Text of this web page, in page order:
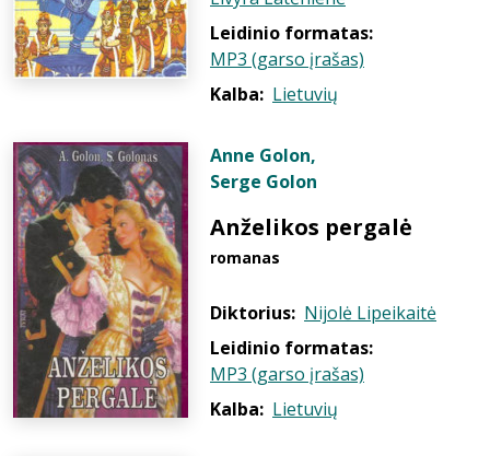
Leidinio formatas:
MP3 (garso įrašas)
Kalba: Lietuvių
Anne Golon,
Serge Golon
Anželikos pergalė
romanas
Diktorius: Nijolė Lipeikaitė
Leidinio formatas:
MP3 (garso įrašas)
Kalba: Lietuvių